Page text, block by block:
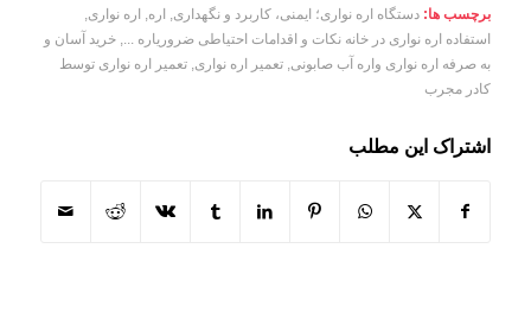
برچسب ها: دستگاه اره نواری؛ ایمنی، کاربرد و نگهداری اره اره نواری
استفاده اره نواری در خانه نکات و اقدامات احتیاطی ضروریاره ...
خرید آسان و
به‌ صرفه اره نواری واره آب صابونی
تعمیر اره نواری
تعمیر اره نواری توسط
کادر مجرب
اشتراک این مطلب